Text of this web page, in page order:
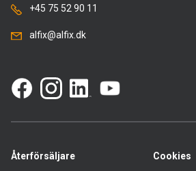
+45 75 52 90 11
alfix@alfix.dk
Återförsäljare
Cookies